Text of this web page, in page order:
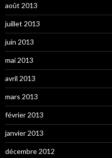
août 2013
juillet 2013
juin 2013
mai 2013
avril 2013
mars 2013
février 2013
janvier 2013
décembre 2012